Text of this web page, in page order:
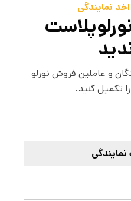
و
فروش
نمایندگی
و عاملین فروش نورلو
تکمیل کنید.